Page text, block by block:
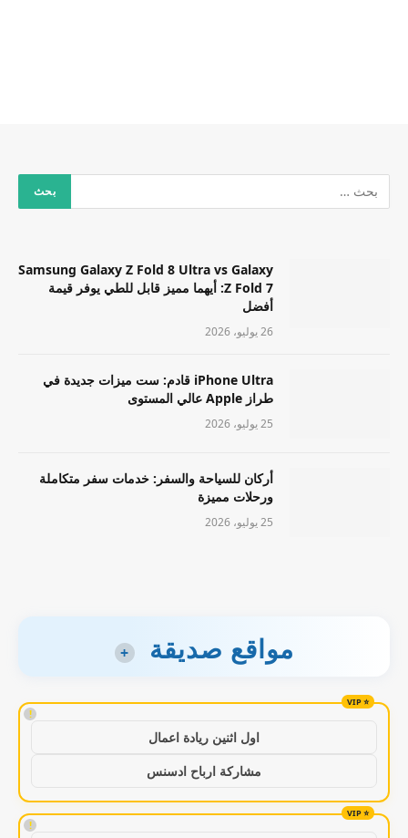
Samsung Galaxy Z Fold 8 Ultra vs Galaxy
Z Fold 7: أيهما مميز قابل للطي يوفر قيمة
أفضل
26 يوليو، 2026
iPhone Ultra قادم: ست ميزات جديدة في
طراز Apple عالي المستوى
25 يوليو، 2026
أركان للسياحة والسفر: خدمات سفر متكاملة
ورحلات مميزة
25 يوليو، 2026
مواقع صديقة +
!
اول اثنين ريادة اعمال
مشاركة ارباح ادسنس
!